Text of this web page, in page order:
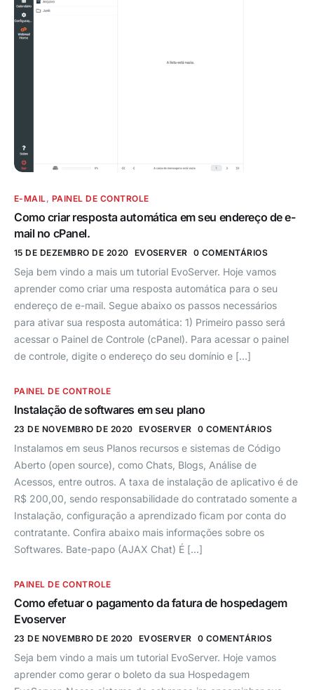
E-MAIL, PAINEL DE CONTROLE
Como criar resposta automática em seu endereço de e-
mail no cPanel.
15 DE DEZEMBRO DE 2020 EVOSERVER 0 COMENTÁRIOS
Seja bem vindo a mais um tutorial EvoServer. Hoje vamos
aprender como criar uma resposta automática para o seu
endereço de e-mail. Segue abaixo os passos necessários
para ativar sua resposta automática: 1) Primeiro passo será
acessar o Painel de Controle (cPanel). Para acessar o painel
de controle, digite o endereço do seu domínio e […]
PAINEL DE CONTROLE
Instalação de softwares em seu plano
23 DE NOVEMBRO DE 2020 EVOSERVER 0 COMENTÁRIOS
Instalamos em seus Planos recursos e sistemas de Código
Aberto (open source), como Chats, Blogs, Análise de
Acessos, entre outros. A taxa de instalação de aplicativo é de
R$ 200,00, sendo responsabilidade do contratado somente a
Instalação, configuração a aprendizado ficam por conta do
contratante. Confira abaixo mais informações sobre os
Softwares. Bate-papo (AJAX Chat) É […]
PAINEL DE CONTROLE
Como efetuar o pagamento da fatura de hospedagem
Evoserver
23 DE NOVEMBRO DE 2020 EVOSERVER 0 COMENTÁRIOS
Seja bem vindo a mais um tutorial EvoServer. Hoje vamos
aprender como gerar o boleto da sua Hospedagem